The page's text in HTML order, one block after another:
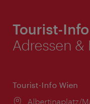
Tourist-Info
Adressen &
Tourist-Info Wien
Ort:
Albertinaplatz/